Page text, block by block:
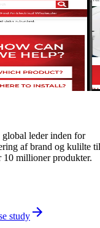
leder inden for
af brand og kulilte til
10 millioner produkter.
study